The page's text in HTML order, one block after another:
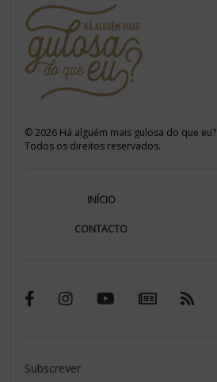
©2026 Há alguém mais gulosa do que eu?
Todos os direitos reservados.
INÍCIO
CONTACTO
Subscrever